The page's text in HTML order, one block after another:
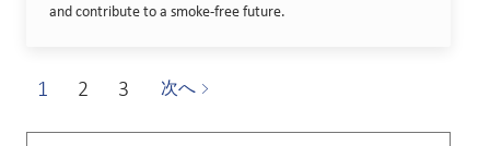
and contribute to a smoke-free future.
1 2 3 次へ